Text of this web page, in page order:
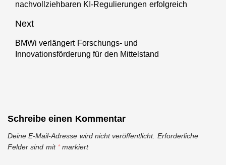
post:
nachvollziehbaren KI-Regulierungen erfolgreich
Next
Next
post:
BMWi verlängert Forschungs- und
Innovationsförderung für den Mittelstand
Schreibe einen Kommentar
Deine E-Mail-Adresse wird nicht veröffentlicht. Erforderliche
Felder sind mit *markiert